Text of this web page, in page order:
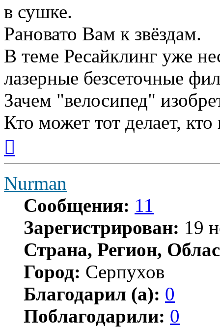
в сушке.
Рановато Вам к звёздам.
В теме Ресайклинг уже
лазерные безсеточные
Зачем "велосипед"
Кто может тот делает,
началу
Nurman
Сообщения: 11
Зарегистрирован: 19
Страна, Регион,
Город: Серпухов
Благодарил (а): 0
Поблагодарили: 0